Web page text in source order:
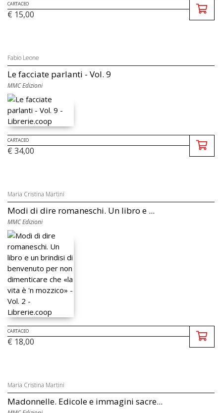
CARTACEO
€ 15,00
Fabio Leone
Le facciate parlanti - Vol. 9
MMC Edizioni
CARTACEO
€ 34,00
Maria Cristina Martini
Modi di dire romaneschi. Un libro e ...
MMC Edizioni
CARTACEO
€ 18,00
Maria Cristina Martini
Madonnelle. Edicole e immagini sacre...